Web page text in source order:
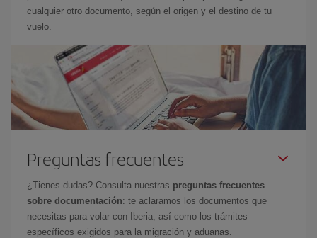
cualquier otro documento, según el origen y el destino de tu
vuelo.
Preguntas frecuentes
¿Tienes dudas? Consulta nuestras preguntas frecuentes
sobre documentación: te aclaramos los documentos que
necesitas para volar con Iberia, así como los trámites
específicos exigidos para la migración y aduanas.